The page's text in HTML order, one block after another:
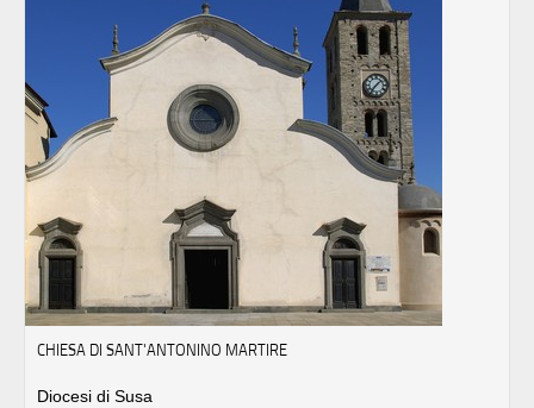
CHIESA DI SANT'ANTONINO MARTIRE
Diocesi di Susa